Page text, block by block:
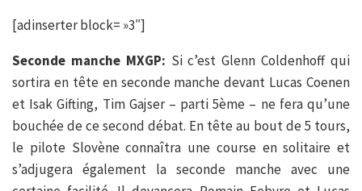
[adinserter block= »3″]
Seconde manche MXGP: Si c’est Glenn Coldenhoff qui
sortira en tête en seconde manche devant Lucas Coenen
et Isak Gifting, Tim Gajser – parti 5ème – ne fera qu’une
bouchée de ce second débat. En tête au bout de 5 tours,
le pilote Slovène connaîtra une course en solitaire et
s’adjugera également la seconde manche avec une